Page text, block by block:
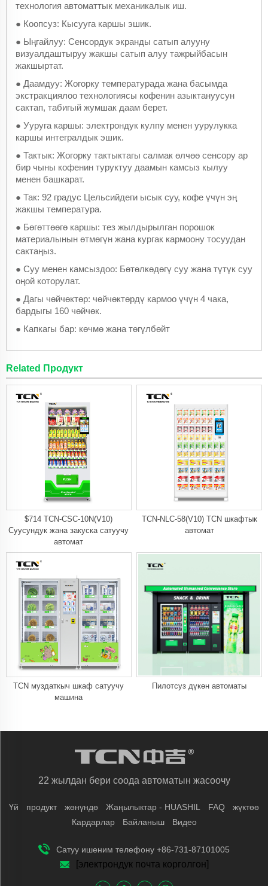
технология автоматтык механикалык иш.
● Коопсуз: Кысууга каршы эшик.
● Ыңгайлуу: Сенсордук экранды сатып алууну
визуалдаштыруу жакшы сатып алуу тажрыйбасын
жакшыртат.
● Даамдуу: Жогорку температурада жана басымда
экстракциялоо технологиясы кофенин азыктануусун
сактап, табигый жумшак даам берет.
● Ууруга каршы: электрондук кулпу менен уурулукка
каршы интегралдык эшик.
● Тактык: Жогорку тактыктагы салмак өлчөө сенсору ар
бир чыны кофенин туруктуу даамын камсыз кылуу
менен башкарат.
● Так: 92 градус Цельсийдеги ысык суу, кофе үчүн эң
жакшы температура.
● Бөгөттөөгө каршы: тез жылдырылган порошок
материалынын өтмөгүн жана кургак кармоону тосуудан
сактаңыз.
● Суу менен камсыздоо: Бөтөлкөдөгү суу жана түтүк суу
оңой которулат.
● Дагы чөйчөктөр: чөйчөктөрдү кармоо үчүн 4 чака,
бардыгы 160 чөйчөк.
● Капкагы бар: көчмө жана төгүлбөйт
Related Продукт
$714 TCN-CSC-10N(V10)
Суусундук жана закуска сатуучу
автомат
TCN-NLC-58(V10) TCN шкафтык
автомат
TCN муздаткыч шкаф сатуучу
машина
Пилотсуз дүкөн автоматы
22 жылдан бери соода автоматын жасоочу
Үй продукт жөнүндө Жаңылыктар - HUASHIL FAQ
жүктөө
Кардарлар
Байланыш Видео
Сатуу ишеним телефону +86-731-87101005
[электрондук почта корголгон]